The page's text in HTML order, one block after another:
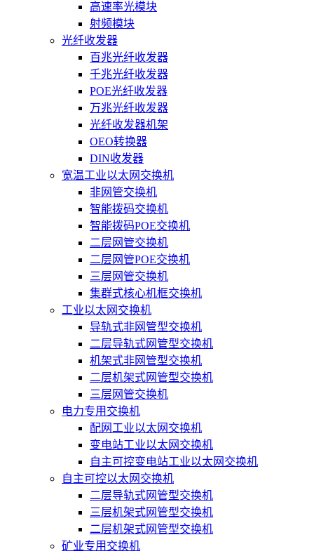
高速率光模块
射频模块
光纤收发器
百兆光纤收发器
千兆光纤收发器
POE光纤收发器
万兆光纤收发器
光纤收发器机架
OEO转换器
DIN收发器
宽温工业以太网交换机
非网管交换机
智能拨码交换机
智能拨码POE交换机
二层网管交换机
二层网管POE交换机
三层网管交换机
集群式核心机框交换机
工业以太网交换机
导轨式非网管型交换机
二层导轨式网管型交换机
机架式非网管型交换机
二层机架式网管型交换机
三层网管交换机
电力专用交换机
配网工业以太网交换机
变电站工业以太网交换机
自主可控变电站工业以太网交换机
自主可控以太网交换机
二层导轨式网管型交换机
三层机架式网管型交换机
二层机架式网管型交换机
矿业专用交换机